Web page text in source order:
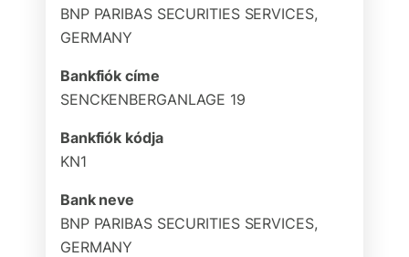
BNP PARIBAS SECURITIES SERVICES,
GERMANY
Bankfiók címe
SENCKENBERGANLAGE 19
Bankfiók kódja
KN1
Bank neve
BNP PARIBAS SECURITIES SERVICES,
GERMANY